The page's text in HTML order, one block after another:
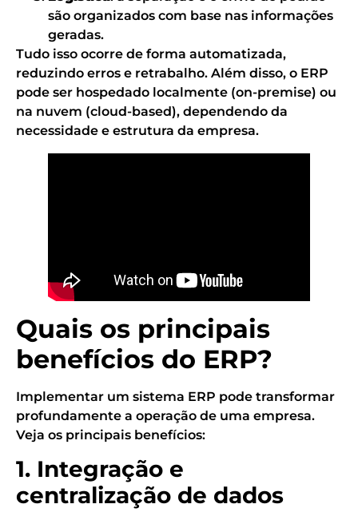
são organizados com base nas informações
geradas.
Tudo isso ocorre de forma automatizada,
reduzindo erros e retrabalho. Além disso, o ERP
pode ser hospedado localmente (on-premise) ou
na nuvem (cloud-based), dependendo da
necessidade e estrutura da empresa.
Quais os principais
benefícios do ERP?
Implementar um sistema ERP pode transformar
profundamente a operação de uma empresa.
Veja os principais benefícios:
1. Integração e
centralização de dados